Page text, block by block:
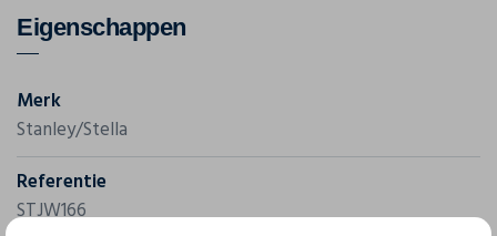
Eigenschappen
Merk
Stanley/Stella
Referentie
STJW166